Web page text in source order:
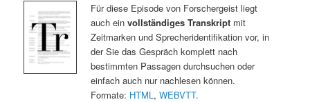
Für diese Episode von Forschergeist liegt
auch ein vollständiges Transkriptmit
Zeitmarken und Sprecheridentifikation vor, in
der Sie das Gespräch komplett nach
bestimmten Passagen durchsuchen oder
einfach auch nur nachlesen können.
Formate: HTML , WEBVTT.